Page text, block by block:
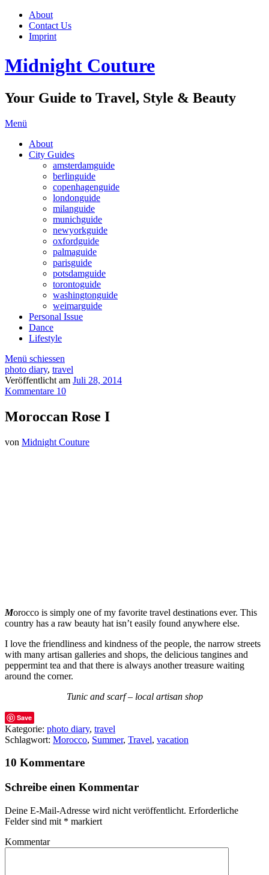
About
Contact Us
Imprint
Midnight Couture
Your Guide to Travel, Style & Beauty
Menü
About
City Guides
amsterdamguide
berlinguide
copenhagenguide
londonguide
milanguide
munichguide
newyorkguide
oxfordguide
palmaguide
parisguide
potsdamguide
torontoguide
washingtonguide
weimarguide
Personal Issue
Dance
Lifestyle
Menü schiessen
photo diary, travel
Veröffentlicht am Juli 28, 2014
Kommentare 10
Moroccan Rose I
von Midnight Couture
Morocco is simply one of my favorite travel destinations ever. This
country has a raw beauty hat isn’t easily found anywhere else.
I love the friendliness and kindness of the people, the narrow streets
with many artisan galleries and shops, the delicious tangines and
peppermint tea and that there is always another treasure waiting
around the corner.
Tunic and scarf – local artisan shop
Save
Kategorie: photo diary, travel
Schlagwort: Morocco, Summer, Travel, vacation
10 Kommentare
Schreibe einen Kommentar
Deine E-Mail-Adresse wird nicht veröffentlicht. Erforderliche
Felder sind mit * markiert
Kommentar